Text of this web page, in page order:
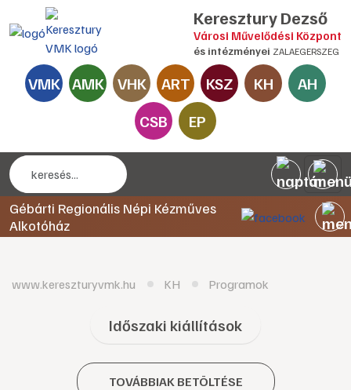
Keresztury Dezső
Városi Művelődési Központ
és intézményei ZALAEGERSZEG
VMK AMK VHK ART KSZ KH
AH
CSB
EP
Gébárti Regionális Népi Kézműves
Alkotóház
www.kereszturyvmk.hu KH Programok
Időszaki kiállítások
TOVÁBBIAK BETÖLTÉSE